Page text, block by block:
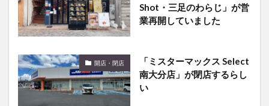
Shot・三足のわらじ」が営
業再開していました
開店・閉店
「ミスターマックス Select
南大分店」が閉店するらし
い